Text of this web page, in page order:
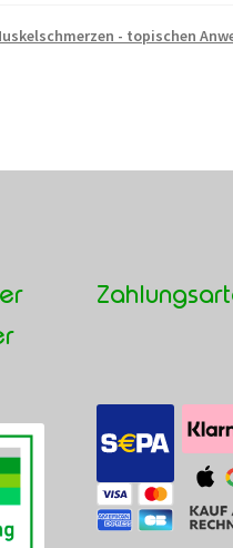
- topischen